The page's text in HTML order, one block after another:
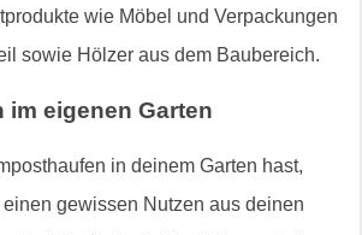
wie Möbel und Verpackungen
sowie Hölzer aus dem Baubereich.
im eigenen Garten
in deinem Garten hast,
gewissen Nutzen aus deinen